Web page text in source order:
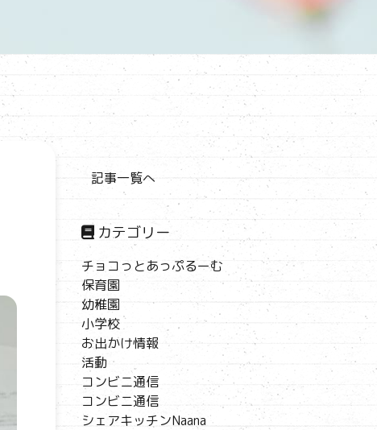
記事一覧へ
カテゴリー
チョコっとあっぷるーむ
保育園
幼稚園
小学校
お出かけ情報
活動
コンビニ通信
コンビニ通信
シェアキッチンNaana